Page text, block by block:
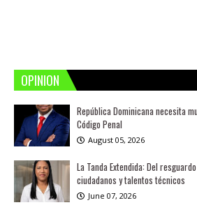
OPINION
República Dominicana necesita
Código Penal
August 05, 2026
La Tanda Extendida: Del
ciudadanos y talentos técnicos
June 07, 2026